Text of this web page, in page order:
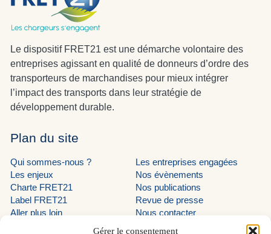
Gérer le consentement
Le dispositif FRET21 est une démarche volontaire des
entreprises agissant en qualité de donneurs d’ordre des
transporteurs de marchandises pour mieux intégrer
l’impact des transports dans leur stratégie de
développement durable.
Plan du site
Qui sommes-nous ?
Les enjeux
Charte FRET21
Label FRET21
Aller plus loin
Les entreprises engagées
Nos évènements
Nos publications
Revue de presse
Nous contacter